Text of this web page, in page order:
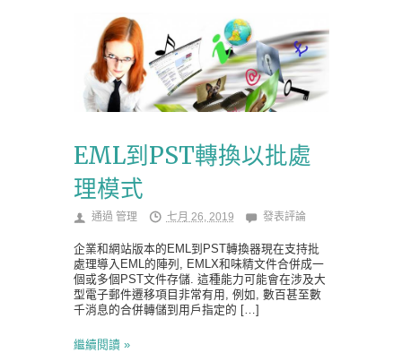
EML到PST轉換以批處
理模式
通過 管理 七月 26, 2019 發表評論
企業和網站版本的EML到PST轉換器現在支持批
處理導入EML的陣列, EMLX和味精文件合併成一
個或多個PST文件存儲. 這種能力可能會在涉及大
型電子郵件遷移項目非常有用, 例如, 數百甚至數
千消息的合併轉儲到用戶指定的 […]
繼續閱讀 »